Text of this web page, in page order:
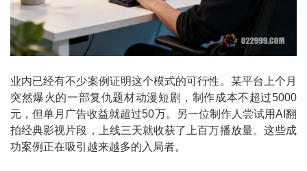
业内已经有不少案例证明这个模式的可行性。某平台上个月
突然爆火的一部复仇题材动漫短剧，制作成本不超过5000
元，但单月广告收益就超过50万。另一位制作人尝试用AI翻
拍经典影视片段，上线三天就收获了上百万播放量。这些成
功案例正在吸引越来越多的入局者。